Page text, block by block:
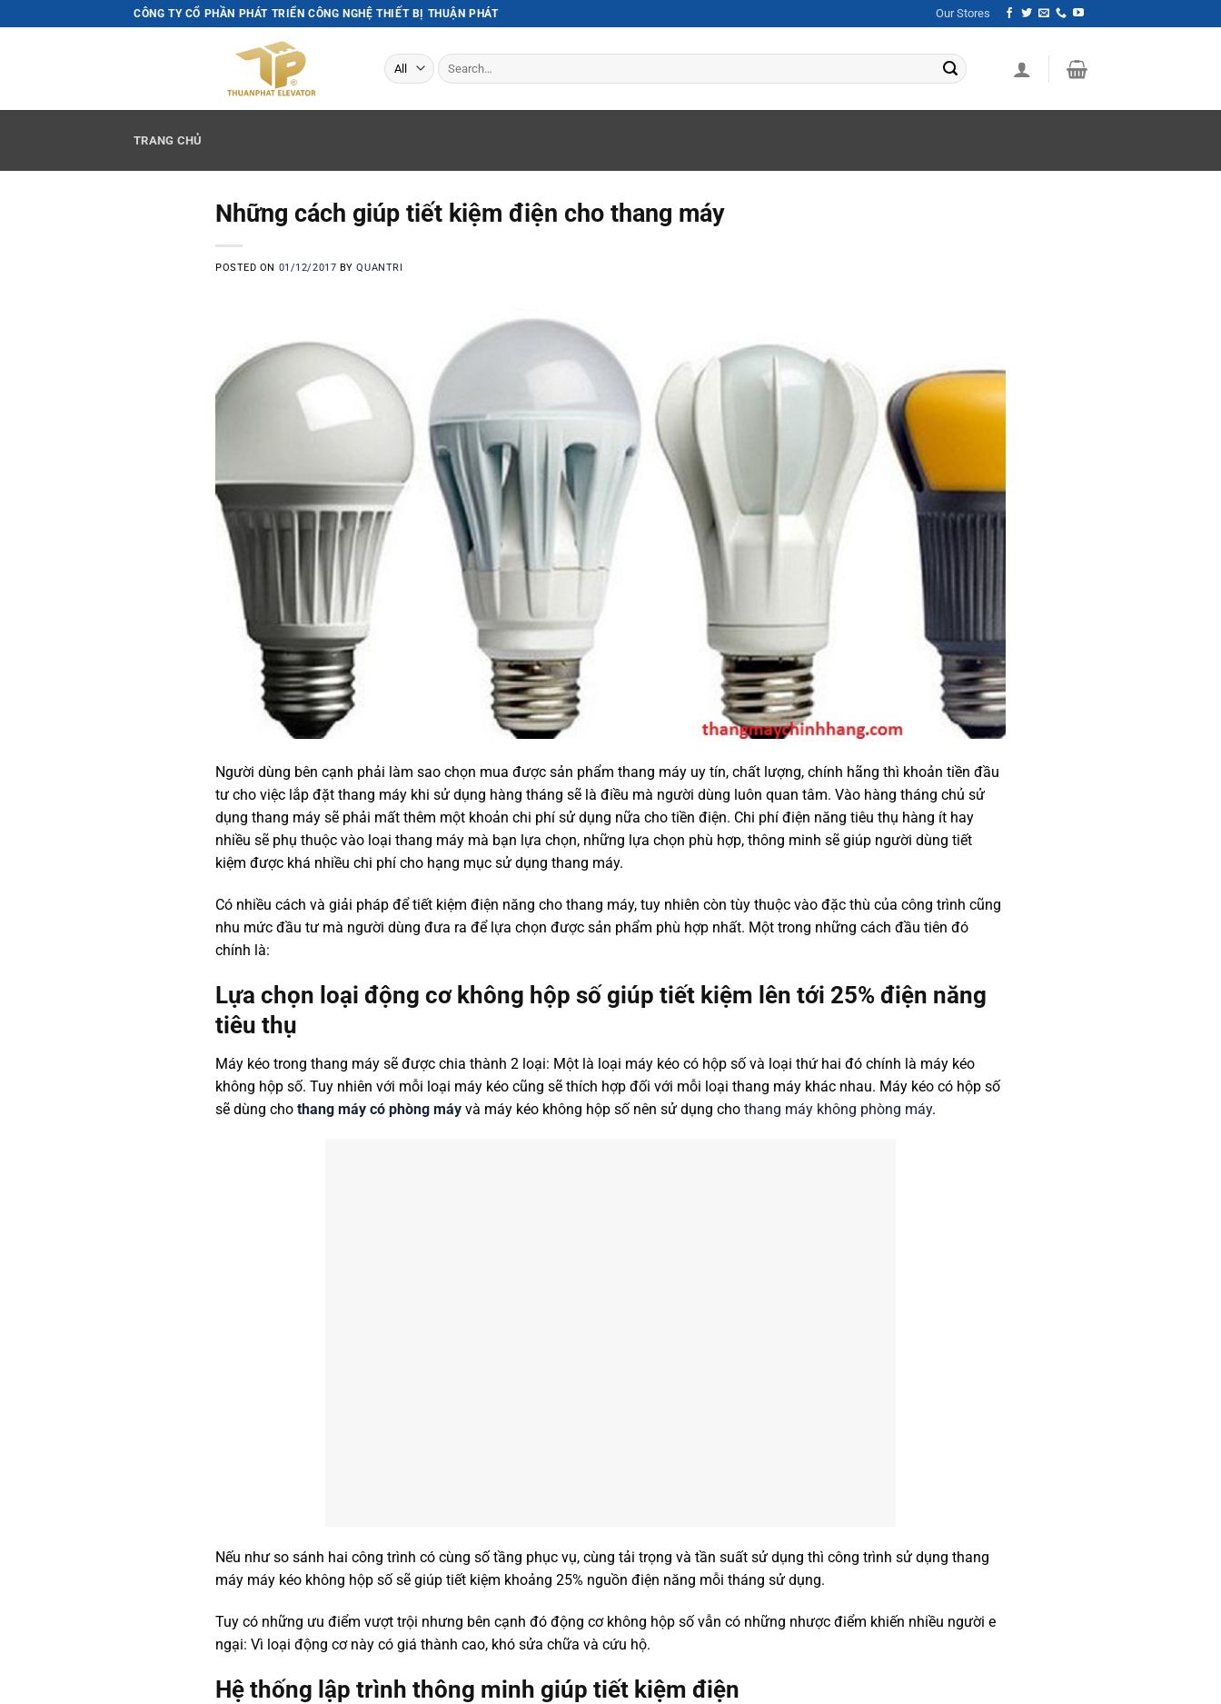
to
CÔNG TY CỔ PHẦN PHÁT TRIỂN CÔNG NGHỆ THIẾT BỊ THUẬN PHÁT Our Stores
Search
for:
TRANG CHỦ
Những cách giúp tiết kiệm điện cho thang máy
POSTED ON 01/12/2017 BYQUANTRI
Người dùng bên cạnh phải làm sao chọn mua được sản phẩm thang máy uy tín, chất lượng, chính hãng thì khoản tiền đầu
tư cho việc lắp đặt thang máy khi sử dụng hàng tháng sẽ là điều mà người dùng luôn quan tâm. Vào hàng tháng chủ sử
dụng thang máy sẽ phải mất thêm một khoản chi phí sử dụng nữa cho tiền điện. Chi phí điện năng tiêu thụ hàng ít hay
nhiều sẽ phụ thuộc vào loại thang máy mà bạn lựa chọn, những lựa chọn phù hợp, thông minh sẽ giúp người dùng tiết
kiệm được khá nhiều chi phí cho hạng mục sử dụng thang máy.
Có nhiều cách và giải pháp để tiết kiệm điện năng cho thang máy, tuy nhiên còn tùy thuộc vào đặc thù của công trình cũng
nhu mức đầu tư mà người dùng đưa ra để lựa chọn được sản phẩm phù hợp nhất. Một trong những cách đầu tiên đó
chính là:
Lựa chọn loại động cơ không hộp số giúp tiết kiệm lên tới 25% điện năng
tiêu thụ
Máy kéo trong thang máy sẽ được chia thành 2 loại: Một là loại máy kéo có hộp số và loại thứ hai đó chính là máy kéo
không hộp số. Tuy nhiên với mỗi loại máy kéo cũng sẽ thích hợp đối với mỗi loại thang máy khác nhau. Máy kéo có hộp số
sẽ dùng cho thang máy có phòng máy và máy kéo không hộp số nên sử dụng cho thang máy không phòng máy.
Nếu như so sánh hai công trình có cùng số tầng phục vụ, cùng tải trọng và tần suất sử dụng thì công trình sử dụng thang
máy máy kéo không hộp số sẽ giúp tiết kiệm khoảng 25% nguồn điện năng mỗi tháng sử dụng.
Tuy có những ưu điểm vượt trội nhưng bên cạnh đó động cơ không hộp số vẫn có những nhược điểm khiến nhiều người e
ngại: Vì loại động cơ này có giá thành cao, khó sửa chữa và cứu hộ.
Hệ thống lập trình thông minh giúp tiết kiệm điện